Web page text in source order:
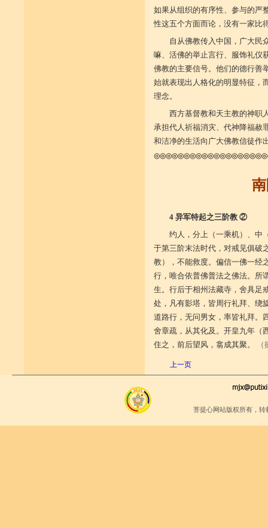
如果从组织的有序性、参与的严
性这五个方面而论，没有一家比
自从佛教传入中国，广大民
嘛、活佛的举止言行、服饰礼仪
佛教的主要信号。他们的德行善
始就表现出人格化的明显特征，
理念。
西方基督教和天主教的神职
承担代人祈福消灾、代神降福赦
和洁净的生活向广大佛教信徒作
4 异军特起之三阶教 ②
约人，分上（一乘机）、中
于第三阶末法时代，对戒见俱破
教），不能救度。偏信一佛一经
行，唯合依普佛普法之佛法。所
生。行后于相州法藏寺，舍具足
处，凡有影塔，皆周行礼拜、绕
道路行，无问男女，率皆礼拜。
舍章疏，从其化及。开皇九年（
住之，前后望风，翕成其聚。
上一页
菩提心网站版权所有，